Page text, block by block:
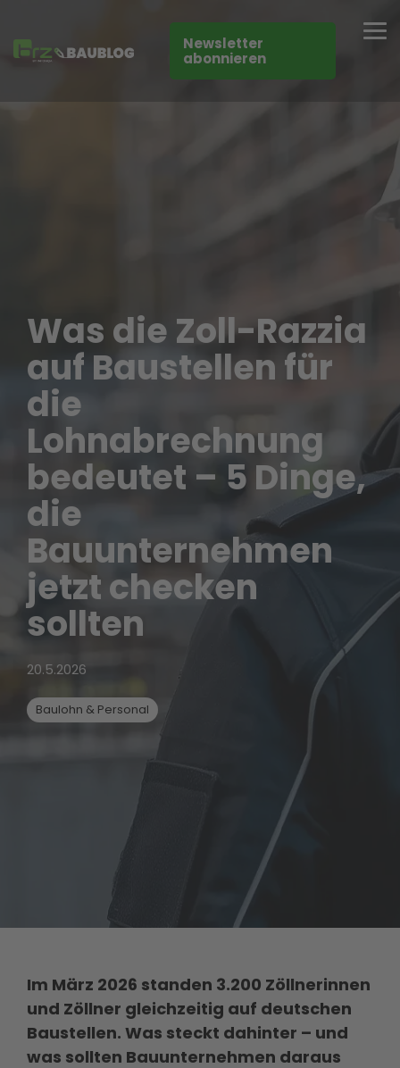
the
main
Newsletter
abonnieren
Was die Zoll-Razzia
auf Baustellen für
die
Lohnabrechnung
bedeutet – 5 Dinge,
die
Bauunternehmen
jetzt checken
sollten
20.5.2026
Baulohn & Personal
Im März 2026 standen 3.200 Zöllnerinnen
und Zöllner gleichzeitig auf deutschen
Baustellen. Was steckt dahinter – und
was sollten Bauunternehmen daraus